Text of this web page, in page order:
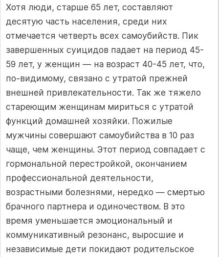
Хотя люди, старше 65 лет, составляют
десятую часть населения, среди них
отмечается четверть всех самоубийств. Пик
завершенных суицидов падает на период 45-
59 лет, у женщин — на возраст 40-45 лет, что,
по-видимому, связано с утратой прежней
внешней привлекательности. Так же тяжело
стареющим женщинам мириться с утратой
функций домашней хозяйки. Пожилые
мужчины совершают самоубийства в 10 раз
чаще, чем женщины. Этот период совпадает с
гормональной перестройкой, окончанием
профессиональной деятельности,
возрастными болезнями, нередко — смертью
брачного партнера и одиночеством. В это
время уменьшается эмоциональный и
коммуникативный резонанс, выросшие и
независимые дети покидают родительское